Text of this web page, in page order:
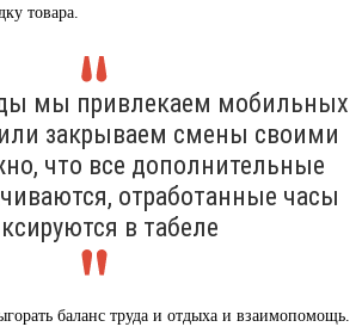
товара.
мы привлекаем мобильных
закрываем смены своими
что все дополнительные
отработанные часы
в табеле
баланс труда и отдыха и взаимопомощь.